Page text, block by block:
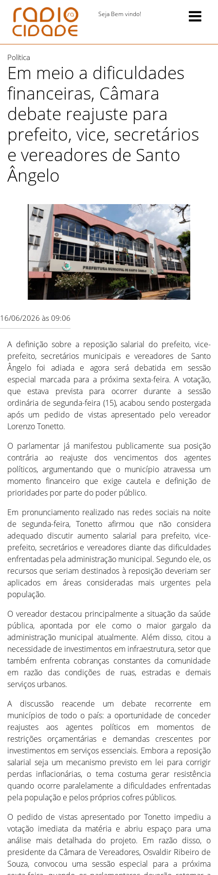
Seja Bem vindo!
Política
Em meio a dificuldades
financeiras, Câmara
debate reajuste para
prefeito, vice, secretários
e vereadores de Santo
Ângelo
16/06/2026 às 09:06
A definição sobre a reposição salarial do prefeito, vice-
prefeito, secretários municipais e vereadores de Santo
Ângelo foi adiada e agora será debatida em sessão
especial marcada para a próxima sexta-feira. A votação,
que estava prevista para ocorrer durante a sessão
ordinária de segunda-feira (15), acabou sendo postergada
após um pedido de vistas apresentado pelo vereador
Lorenzo Tonetto.
O parlamentar já manifestou publicamente sua posição
contrária ao reajuste dos vencimentos dos agentes
políticos, argumentando que o município atravessa um
momento financeiro que exige cautela e definição de
prioridades por parte do poder público.
Em pronunciamento realizado nas redes sociais na noite
de segunda-feira, Tonetto afirmou que não considera
adequado discutir aumento salarial para prefeito, vice-
prefeito, secretários e vereadores diante das dificuldades
enfrentadas pela administração municipal. Segundo ele, os
recursos que seriam destinados à reposição deveriam ser
aplicados em áreas consideradas mais urgentes pela
população.
O vereador destacou principalmente a situação da saúde
pública, apontada por ele como o maior gargalo da
administração municipal atualmente. Além disso, citou a
necessidade de investimentos em infraestrutura, setor que
também enfrenta cobranças constantes da comunidade
em razão das condições de ruas, estradas e demais
serviços urbanos.
A discussão reacende um debate recorrente em
municípios de todo o país: a oportunidade de conceder
reajustes aos agentes políticos em momentos de
restrições orçamentárias e demandas crescentes por
investimentos em serviços essenciais. Embora a reposição
salarial seja um mecanismo previsto em lei para corrigir
perdas inflacionárias, o tema costuma gerar resistência
quando ocorre paralelamente a dificuldades enfrentadas
pela população e pelos próprios cofres públicos.
O pedido de vistas apresentado por Tonetto impediu a
votação imediata da matéria e abriu espaço para uma
análise mais detalhada do projeto. Em razão disso, o
presidente da Câmara de Vereadores, Osvaldir Ribeiro de
Souza, convocou uma sessão especial para a próxima